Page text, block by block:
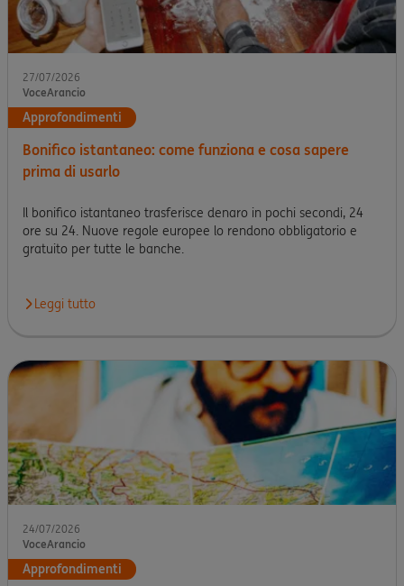
27/07/2026
VoceArancio
Approfondimenti
Bonifico istantaneo: come funziona e cosa sapere
prima di usarlo
Il bonifico istantaneo trasferisce denaro in pochi secondi, 24
ore su 24. Nuove regole europee lo rendono obbligatorio e
gratuito per tutte le banche.
Leggi tutto
24/07/2026
VoceArancio
Approfondimenti